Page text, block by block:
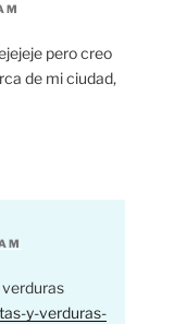
pero creo
de mi ciudad,
y-verduras-